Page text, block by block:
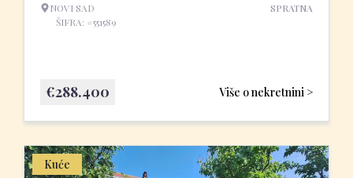
NOVI SAD
ŠIFRA: #551589
SPRATNA
Više o nekretnini >
€288.400
Kuće